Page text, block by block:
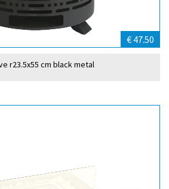
€ 47.50
r23.5x55 cm black metal